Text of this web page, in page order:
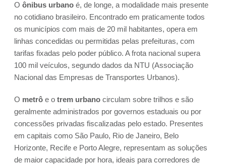
O ônibus urbano é, de longe, a modalidade mais presente
no cotidiano brasileiro. Encontrado em praticamente todos
os municípios com mais de 20 mil habitantes, opera em
linhas concedidas ou permitidas pelas prefeituras, com
tarifas fixadas pelo poder público. A frota nacional supera
100 mil veículos, segundo dados da NTU (Associação
Nacional das Empresas de Transportes Urbanos).
O metrô e o trem urbano circulam sobre trilhos e são
geralmente administrados por governos estaduais ou por
concessões privadas fiscalizadas pelo estado. Presentes
em capitais como São Paulo, Rio de Janeiro, Belo
Horizonte, Recife e Porto Alegre, representam as soluções
de maior capacidade por hora, ideais para corredores de